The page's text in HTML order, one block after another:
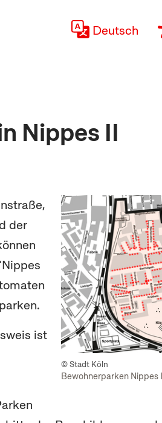
Deutsch
Nippes II
© Stadt Köln
Bewohnerparken Nippes
der
ist